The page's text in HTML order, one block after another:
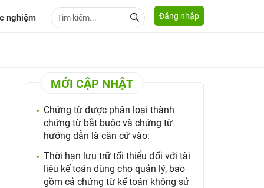
nghiệm Đăng nhập
MỚI CẬP NHẬT
Chứng từ được phân loại thành
chứng từ bắt buộc và chứng từ
hướng dẫn là căn cứ vào:
Thời hạn lưu trữ tối thiểu đối với tài
liệu kế toán dùng cho quản lý, bao
gồm cả chứng từ kế toán không sử